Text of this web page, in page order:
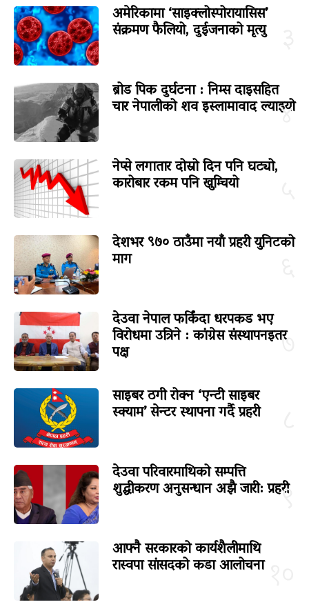
अमेरिकामा ‘साइक्लोस्पोरायासिस’
संक्रमण फैलियो, दुईजनाको मृत्यु
४
ब्रोड पिक दुर्घटना : निम्स दाइसहित
चार नेपालीको शव इस्लामावाद ल्याइयो
नेप्से लगातार दोस्रो दिन पनि घट्यो,
कारोबार रकम पनि खुम्चियो
देशभर ९७० ठाउँमा नयाँ प्रहरी युनिटको
माग
७
देउवा नेपाल फर्किंदा धरपकड भए
विरोधमा उत्रिने : कांग्रेस संस्थापनइतर
पक्ष
साइबर ठगी रोक्न ‘एन्टी साइबर
स्क्याम’ सेन्टर स्थापना गर्दै प्रहरी
९
देउवा परिवारमाथिको सम्पत्ति
शुद्धीकरण अनुसन्धान अझै जारी: प्रहरी
आफ्नै सरकारको कार्यशैलीमाथि
रास्वपा सांसदको कडा आलोचना